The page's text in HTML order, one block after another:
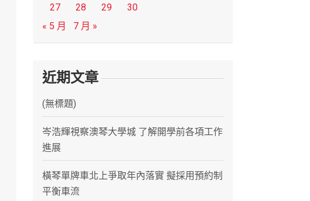
27
28 29
30
« 5 月
7 月 »
近期文章
(無標題)
岑浩輝視察澳琴大學城 了解開學前各項工作
進展
橫琴單牌車北上爭取年內落實 擬採用預約制
平衡車流